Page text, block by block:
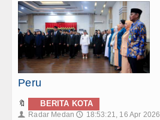
Peru
🔖 BERITA KOTA
👤 Radar Medan 🕔 18:53:21, 16 Apr 2026